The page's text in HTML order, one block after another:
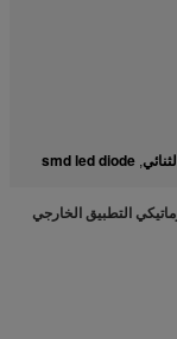
,
smd led diode